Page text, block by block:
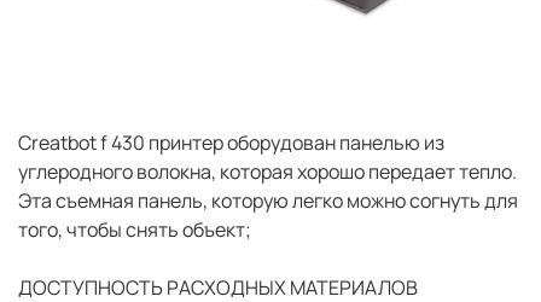
Сreatbot f 430 принтер оборудован панелью из
углеродного волокна, которая хорошо передает тепло.
Эта съемная панель, которую легко можно согнуть для
того, чтобы снять объект;
ДОСТУПНОСТЬ РАСХОДНЫХ МАТЕРИАЛОВ